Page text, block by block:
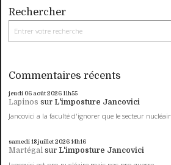
Rechercher
Commentaires récents
jeudi 06 août 202611h55
Lapinos sur L'imposture Jancovici
Jancovici a la faculté d'ignorer que le secteur
samedi 18juillet 202614h16
Martégal sur L'imposture Jancovici